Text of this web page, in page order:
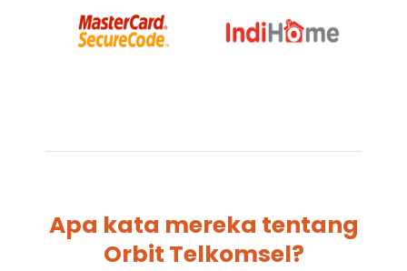
Apa kata mereka tentang
Orbit Telkomsel?